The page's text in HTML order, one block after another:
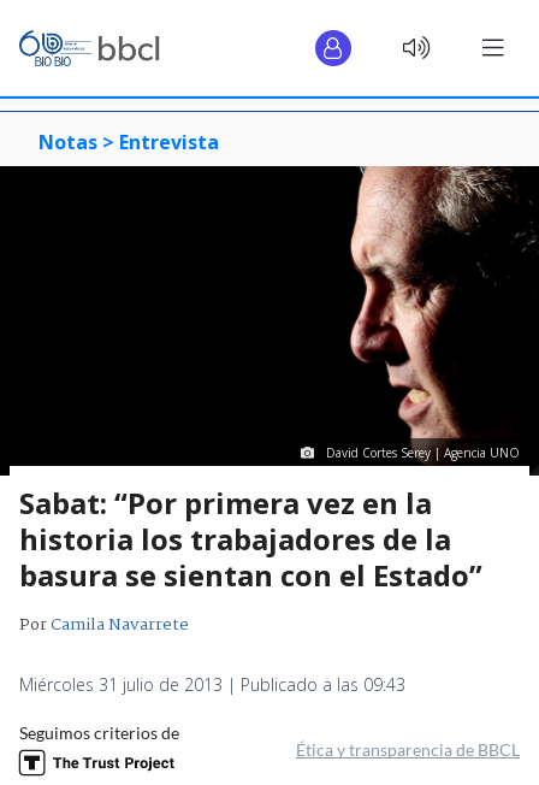
Notas > Entrevista
David Cortes Serey | Agencia UNO
Sabat: “Por primera vez en la
historia los trabajadores de la
basura se sientan con el Estado”
PorCamila Navarrete
Miércoles 31 julio de 2013 | Publicado a las 09:43
Seguimos criterios de
Ética y transparencia de BBCL